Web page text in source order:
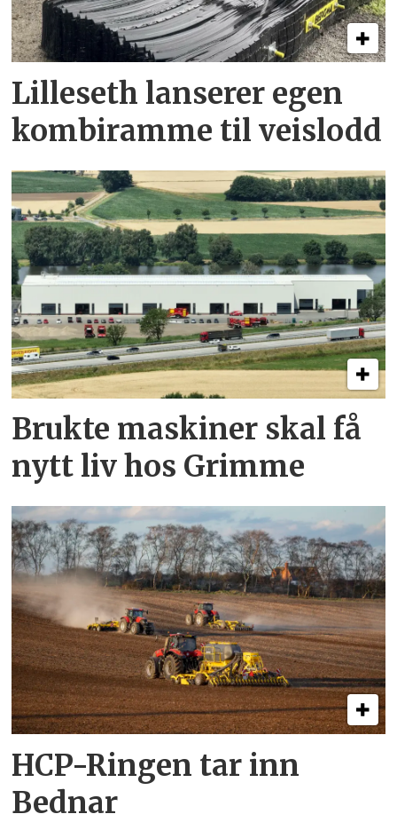
Lilleseth lanserer egen
kombi­ramme til veislodd
Brukte maskiner skal få
nytt liv hos Grimme
HCP-Ringen tar inn
Bednar